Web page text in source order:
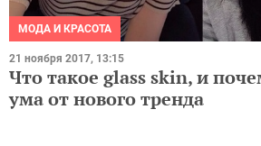
МОДА И КРАСОТА
21 ноября 2017, 13:15
Что такое glass skin, и
ума от нового тренда